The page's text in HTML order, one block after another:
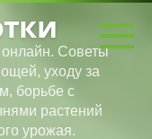
Советы
уходу за
борьбе с
растений
урожая.